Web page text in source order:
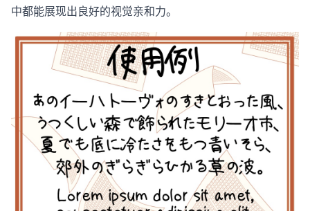
中都能展现出良好的视觉亲和力。